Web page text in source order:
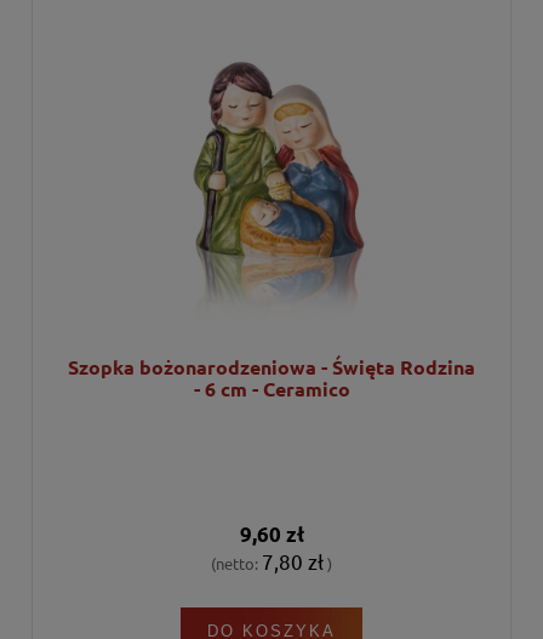
Szopka bożonarodzeniowa - Święta Rodzina
- 6 cm - Ceramico
9,60 zł
(netto: 7,80 zł)
DO KOSZYKA